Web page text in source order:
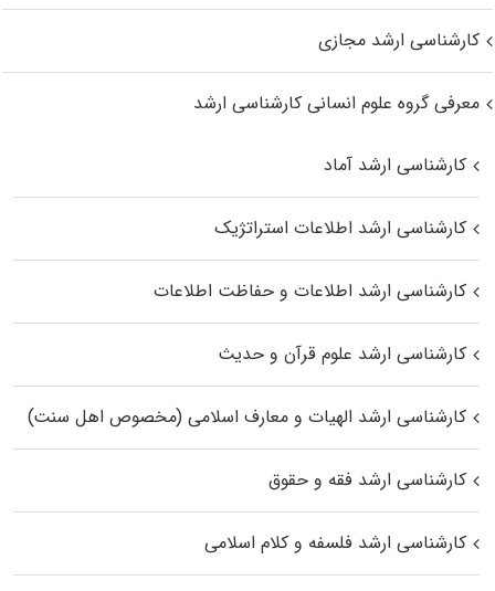
کارشناسی ارشد مجازی
معرفی گروه علوم انسانی کارشناسی ارشد
کارشناسی ارشد آماد
کارشناسی ارشد اطلاعات استراتژیک
کارشناسی ارشد اطلاعات و حفاظت اطلاعات
کارشناسی ارشد علوم قرآن و حدیث
کارشناسی ارشد الهیات و معارف اسلامی (مخصوص اهل سنت)
کارشناسی ارشد فقه و حقوق
کارشناسی ارشد فلسفه و کلام اسلامی